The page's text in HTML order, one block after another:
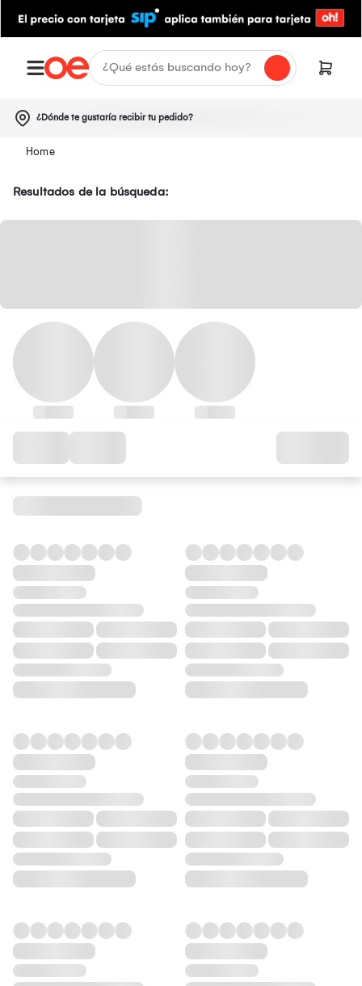
¿Dónde te gustaría recibir tu pedido?
Resultados de la búsqueda: